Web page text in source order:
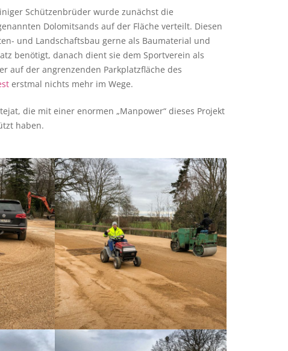
Schützenbrüder wurde zunächst die
Dolomitsands auf der Fläche verteilt. Diesen
und Landschaftsbau gerne als Baumaterial und
benötigt, danach dient sie dem Sportverein als
auf der angrenzenden Parkplatzfläche des
erstmal nichts mehr im Wege.
die mit einer enormen „Manpower“ dieses Projekt
haben.